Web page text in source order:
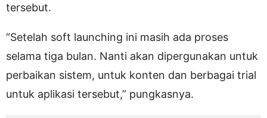
tersebut.
“Setelah soft launching ini masih ada proses
selama tiga bulan. Nanti akan dipergunakan untuk
perbaikan sistem, untuk konten dan berbagai trial
untuk aplikasi tersebut,” pungkasnya.